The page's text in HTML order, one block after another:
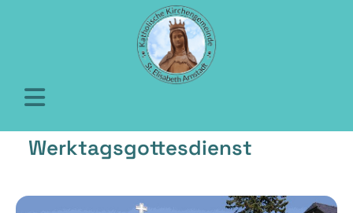
Werktagsgottesdienst